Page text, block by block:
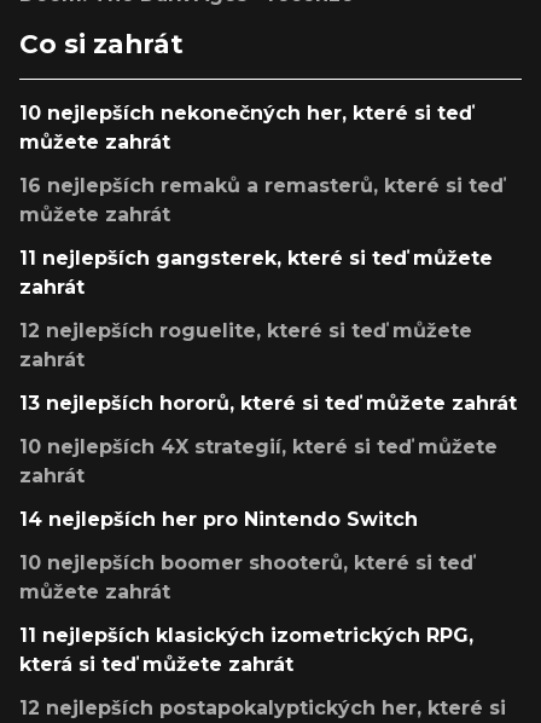
Co si zahrát
10 nejlepších nekonečných her, které si teď
můžete zahrát
16 nejlepších remaků a remasterů, které si teď
můžete zahrát
11 nejlepších gangsterek, které si teď můžete
zahrát
12 nejlepších roguelite, které si teď můžete
zahrát
13 nejlepších hororů, které si teď můžete zahrát
10 nejlepších 4X strategií, které si teď můžete
zahrát
14 nejlepších her pro Nintendo Switch
10 nejlepších boomer shooterů, které si teď
můžete zahrát
11 nejlepších klasických izometrických RPG,
která si teď můžete zahrát
12 nejlepších postapokalyptických her, které si